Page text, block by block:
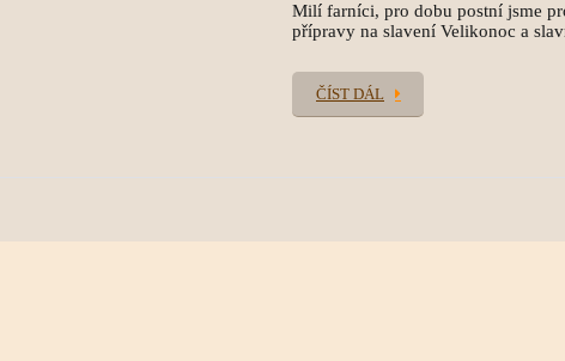
Milí farníci, pro dobu postní jsme
přípravy na slavení Velikonoc a
ČÍST DÁL